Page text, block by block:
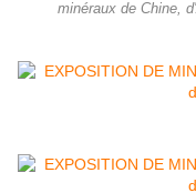
minéraux de Chine,